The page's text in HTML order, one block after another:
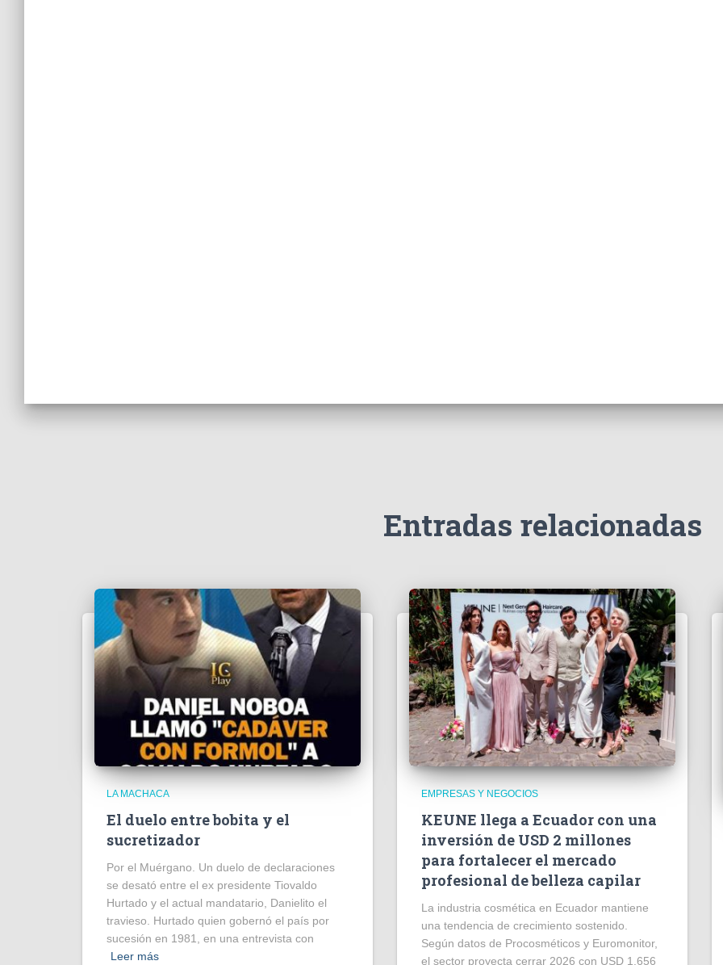
Entradas relacionadas
LA MACHACA
El duelo entre bobita y el
sucretizador
Por el Muérgano. Un duelo de declaraciones
se desató entre el ex presidente Tiovaldo
Hurtado y el actual mandatario, Danielito el
travieso. Hurtado quien gobernó el país por
sucesión en 1981, en una entrevista con
Leer más
EMPRESAS Y NEGOCIOS
KEUNE llega a Ecuador con una
inversión de USD 2 millones
para fortalecer el mercado
profesional de belleza capilar
La industria cosmética en Ecuador mantiene
una tendencia de crecimiento sostenido.
Según datos de Procosméticos y Euromonitor,
el sector proyecta cerrar 2026 con USD 1.656